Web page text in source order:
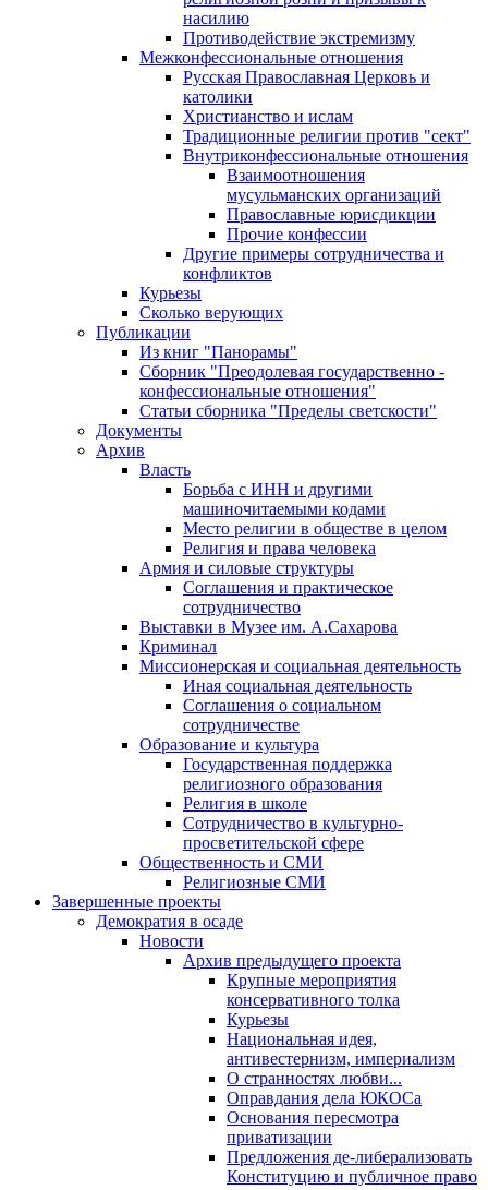
насилию
Противодействие экстремизму
Межконфессиональные отношения
Русская Православная Церковь и
католики
Христианство и ислам
Традиционные религии против "сект"
Внутриконфессиональные отношения
Взаимоотношения
мусульманских организаций
Православные юрисдикции
Прочие конфессии
Другие примеры сотрудничества и
конфликтов
Курьезы
Сколько верующих
Публикации
Из книг "Панорамы"
Сборник "Преодолевая государственно -
конфессиональные отношения"
Статьи сборника "Пределы светскости"
Документы
Архив
Власть
Борьба с ИНН и другими
машиночитаемыми кодами
Место религии в обществе в целом
Религия и права человека
Армия и силовые структуры
Соглашения и практическое
сотрудничество
Выставки в Музее им. А.Сахарова
Криминал
Миссионерская и социальная деятельность
Иная социальная деятельность
Соглашения о социальном
сотрудничестве
Образование и культура
Государственная поддержка
религиозного образования
Религия в школе
Сотрудничество в культурно-
просветительской сфере
Общественность и СМИ
Религиозные СМИ
Завершенные проекты
Демократия в осаде
Новости
Архив предыдущего проекта
Крупные мероприятия
консервативного толка
Курьезы
Национальная идея,
антивестернизм, империализм
О странностях любви...
Оправдания дела ЮКОСа
Основания пересмотра
приватизации
Предложения де-либерализовать
Конституцию и публичное право